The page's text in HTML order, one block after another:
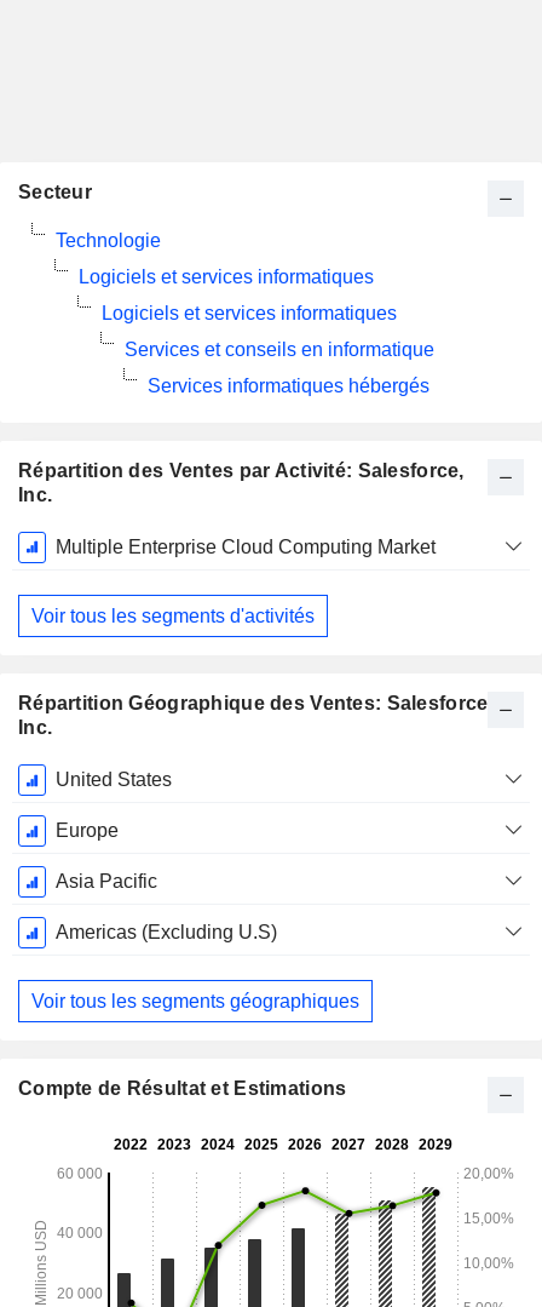
Répartition des Ventes par Activité: Salesforce,
Inc.
Période
Fiscale:
Janvier
Multiple Enterprise Cloud Computing Market
Voir tous les segments d'activités
Répartition Géographique des Ventes: Salesforce,
Inc.
Période
Fiscale:
Janvier
United States
Europe
Asia Pacific
Americas (Excluding U.S)
Voir tous les segments géographiques
Secteur
Technologie
Logiciels et services informatiques
Logiciels et services informatiques
Services et conseils en informatique
Services informatiques hébergés
Compte de Résultat et Estimations